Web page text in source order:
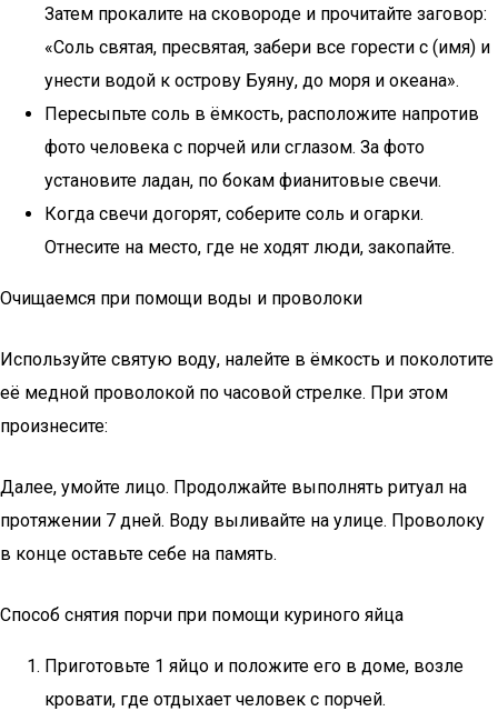
Затем прокалите на сковороде и прочитайте заговор:
«Соль святая, пресвятая, забери все горести с (имя) и
унести водой к острову Буяну, до моря и океана».
Пересыпьте соль в ёмкость, расположите напротив
фото человека с порчей или сглазом. За фото
установите ладан, по бокам фианитовые свечи.
Когда свечи догорят, соберите соль и огарки.
Отнесите на место, где не ходят люди, закопайте.
Очищаемся при помощи воды и проволоки
Используйте святую воду, налейте в ёмкость и поколотите
её медной проволокой по часовой стрелке. При этом
произнесите:
Далее, умойте лицо. Продолжайте выполнять ритуал на
протяжении 7 дней. Воду выливайте на улице. Проволоку
в конце оставьте себе на память.
Способ снятия порчи при помощи куриного яйца
Приготовьте 1 яйцо и положите его в доме, возле
кровати, где отдыхает человек с порчей.